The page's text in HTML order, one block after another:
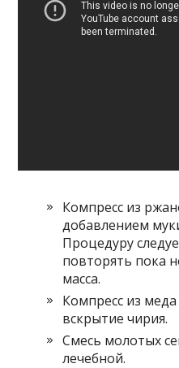
Компресс из
добавлением
Процедуру
повторять пока
масса.
Компресс из
вскрытие чирия.
Смесь молотых
лечебной.